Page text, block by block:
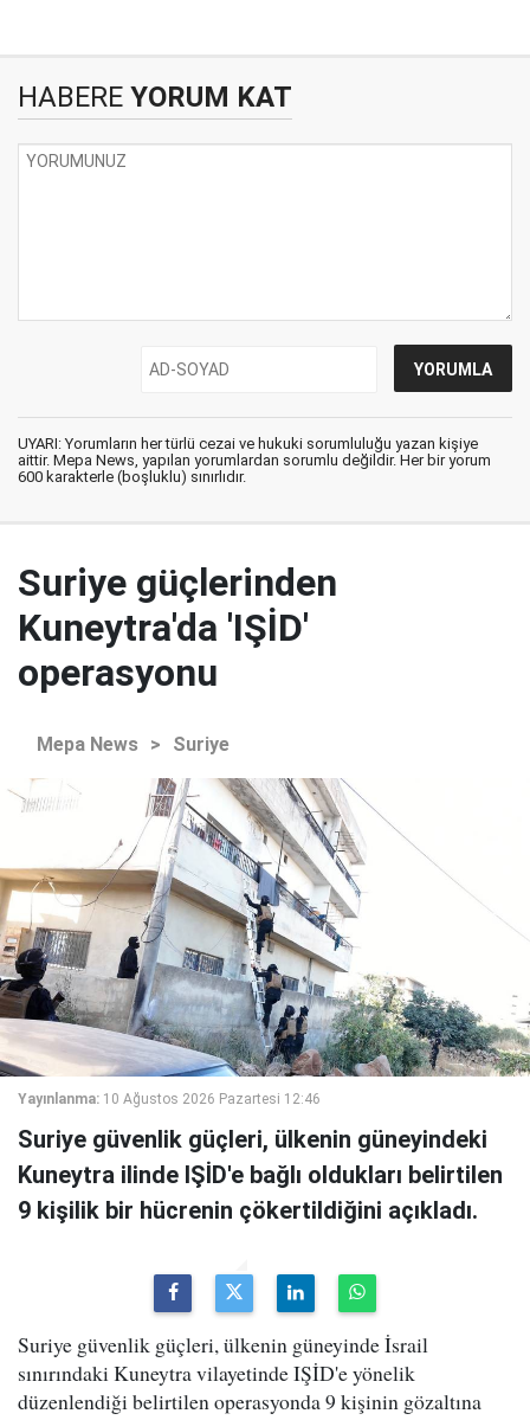
HABERE YORUM KAT
UYARI: Yorumların her türlü cezai ve hukuki sorumluluğu yazan kişiye
aittir. Mepa News, yapılan yorumlardan sorumlu değildir. Her bir yorum
600 karakterle (boşluklu) sınırlıdır.
Suriye güçlerinden
Kuneytra'da 'IŞİD'
operasyonu
Mepa News > Suriye
Yayınlanma: 10 Ağustos 2026 Pazartesi 12:46
Suriye güvenlik güçleri, ülkenin güneyindeki
Kuneytra ilinde IŞİD'e bağlı oldukları belirtilen
9 kişilik bir hücrenin çökertildiğini açıkladı.
Suriye güvenlik güçleri, ülkenin güneyinde İsrail
sınırındaki Kuneytra vilayetinde IŞİD'e yönelik
düzenlendiği belirtilen operasyonda 9 kişinin gözaltına